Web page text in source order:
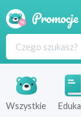
Wszystkie